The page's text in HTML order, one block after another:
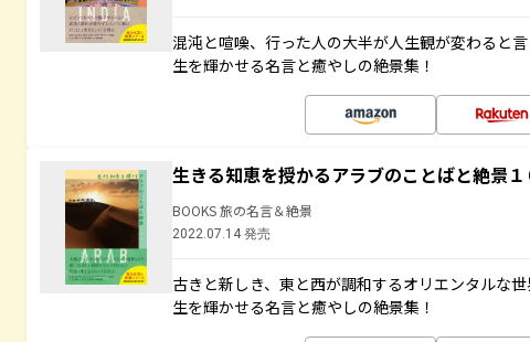
混沌と喧噪、行った人の大半が人生観が変わると
生を輝かせる名言と癒やしの絶景集！
生きる知恵を授かるアラブのことばと絶景１
BOOKS 旅の名言＆絶景
2022.07.14 発売
古きと新しき、東と西が調和するオリエンタルな
生を輝かせる名言と癒やしの絶景集！